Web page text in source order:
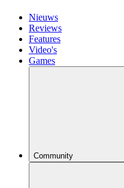
Nieuws
Reviews
Features
Video's
Games
Community